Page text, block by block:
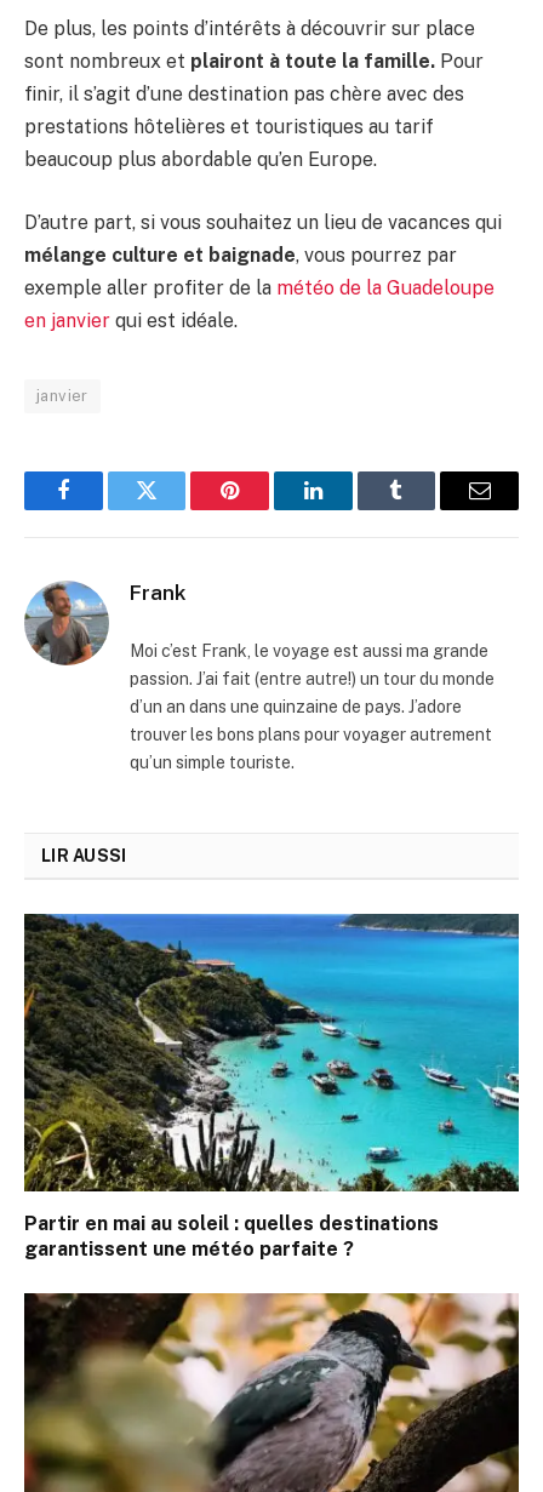
De plus, les points d’intérêts à découvrir sur place
sont nombreux et plairont à toute la famille. Pour
finir, il s’agit d’une destination pas chère avec des
prestations hôtelières et touristiques au tarif
beaucoup plus abordable qu’en Europe.
D’autre part, si vous souhaitez un lieu de vacances qui
mélange culture et baignade, vous pourrez par
exemple aller profiter de la météo de la Guadeloupe
en janvier qui est idéale.
janvier
FacebookTwitter Pinterest LinkedInTumblr Email
Frank
Moi c’est Frank, le voyage est aussi ma grande
passion. J’ai fait (entre autre!) un tour du monde
d’un an dans une quinzaine de pays. J’adore
trouver les bons plans pour voyager autrement
qu’un simple touriste.
LIR AUSSI
Partir en mai au soleil : quelles destinations
garantissent une météo parfaite ?